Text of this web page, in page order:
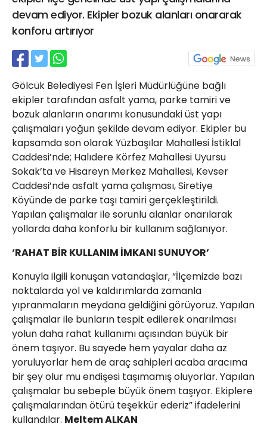
devam ediyor. Ekipler bozuk alanları onararak
konforu artırıyor
Gölcük Belediyesi Fen İşleri Müdürlüğüne bağlı
ekipler tarafından asfalt yama, parke tamiri ve
bozuk alanların onarımı konusundaki üst yapı
çalışmaları yoğun şekilde devam ediyor. Ekipler bu
kapsamda son olarak Yüzbaşılar Mahallesi İstiklal
Caddesi’nde; Halıdere Körfez Mahallesi Uyursu
Sokak’ta ve Hisareyn Merkez Mahallesi, Kevser
Caddesi’nde asfalt yama çalışması, Siretiye
Köyünde de parke taşı tamiri gerçekleştirildi.
Yapılan çalışmalar ile sorunlu alanlar onarılarak
yollarda daha konforlu bir kullanım sağlanıyor.
‘RAHAT BİR KULLANIM İMKANI SUNUYOR’
Konuyla ilgili konuşan vatandaşlar, “İlçemizde bazı
noktalarda yol ve kaldırımlarda zamanla
yıpranmaların meydana geldiğini görüyoruz. Yapılan
çalışmalar ile bunların tespit edilerek onarılması
yolun daha rahat kullanımı açısından büyük bir
önem taşıyor. Bu sayede hem yayalar daha az
yoruluyorlar hem de araç sahipleri acaba aracıma
bir şey olur mu endişesi taşımamış oluyorlar. Yapılan
çalışmalar bu sebeple büyük önem taşıyor. Ekiplere
çalışmalarından ötürü teşekkür ederiz” ifadelerini
kullandılar. Meltem ALKAN
21 Gölcük
haber@golcukpostasi.com